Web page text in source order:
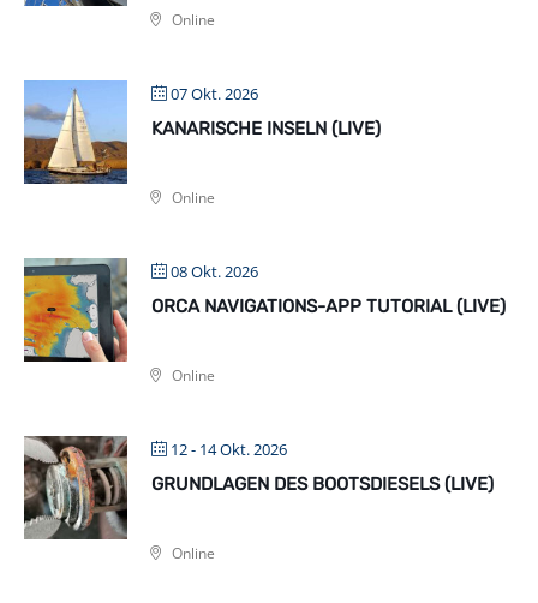
Online
07 Okt. 2026
KANARISCHE INSELN (LIVE)
Online
08 Okt. 2026
ORCA NAVIGATIONS-APP TUTORIAL (LIVE)
Online
12 - 14 Okt. 2026
GRUNDLAGEN DES BOOTSDIESELS (LIVE)
Online